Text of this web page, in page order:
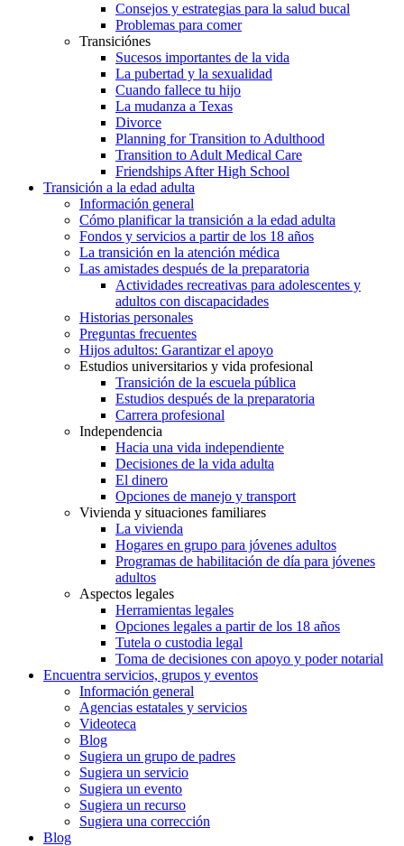
Consejos y estrategias para la salud bucal
Problemas para comer
Transiciónes
Sucesos importantes de la vida
La pubertad y la sexualidad
Cuando fallece tu hijo
La mudanza a Texas
Divorce
Planning for Transition to Adulthood
Transition to Adult Medical Care
Friendships After High School
Transición a la edad adulta
Información general
Cómo planificar la transición a la edad adulta
Fondos y servicios a partir de los 18 años
La transición en la atención médica
Las amistades después de la preparatoria
Actividades recreativas para adolescentes y
adultos con discapacidades
Historias personales
Preguntas frecuentes
Hijos adultos: Garantizar el apoyo
Estudios universitarios y vida profesional
Transición de la escuela pública
Estudios después de la preparatoria
Carrera profesional
Independencia
Hacia una vida independiente
Decisiones de la vida adulta
El dinero
Opciones de manejo y transport
Vivienda y situaciones familiares
La vivienda
Hogares en grupo para jóvenes adultos
Programas de habilitación de día para jóvenes
adultos
Aspectos legales
Herramientas legales
Opciones legales a partir de los 18 años
Tutela o custodia legal
Toma de decisiones con apoyo y poder notarial
Encuentra servicios, grupos y eventos
Información general
Agencias estatales y servicios
Videoteca
Blog
Sugiera un grupo de padres
Sugiera un servicio
Sugiera un evento
Sugiera un recurso
Sugiera una corrección
Blog